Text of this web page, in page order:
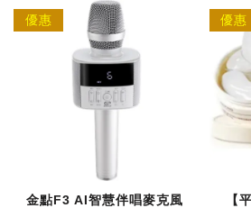
優惠
金點F3 AI智慧伴唱麥克風
優惠
【